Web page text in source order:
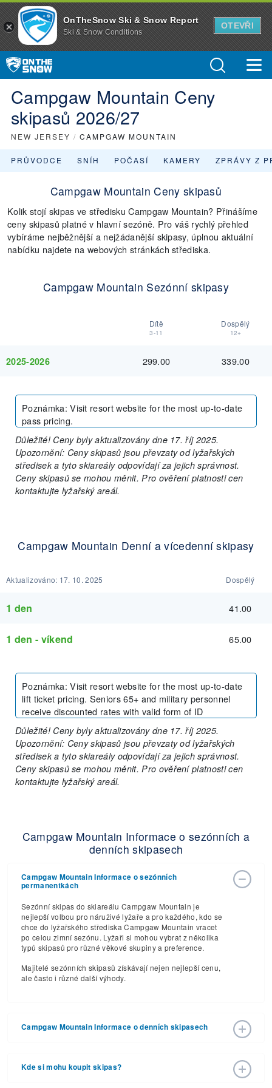
OnTheSnow Ski & Snow Report
Ski & Snow Conditions
OTEVŘI
Campgaw Mountain Ceny
skipasů 2026/27
NEW JERSEY / CAMPGAW MOUNTAIN
PRŮVODCE SNÍH POČASÍ KAMERY ZPRÁVY Z
Campgaw Mountain Ceny skipasů
Kolik stojí skipas ve středisku Campgaw Mountain? Přinášíme
ceny skipasů platné v hlavní sezóně. Pro váš rychlý přehled
vybíráme nejběžnější a nejžádanější skipasy, úplnou aktuální
nabídku najdete na webových stránkách střediska.
Campgaw Mountain Sezónní skipasy
Dítě
3-11
Dospělý
12+
2025-2026 299.00 339.00
Poznámka:Visit resort website for the most up-to-date
pass pricing.
Důležité! Ceny byly aktualizovány dne 17. říj 2025.
Upozornění: Ceny skipasů jsou převzaty od lyžařských
středisek a tyto skiareály odpovídají za jejich správnost.
Ceny skipasů se mohou měnit. Pro ověření platnosti cen
kontaktujte lyžařský areál.
Campgaw Mountain Denní a vícedenní skipasy
Aktualizováno: 17. 10. 2025 Dospělý
1 den 41.00
1 den - víkend 65.00
Poznámka:Visit resort website for the most up-to-date
lift ticket pricing. Seniors 65+ and military personnel
receive discounted rates with valid form of ID
Důležité! Ceny byly aktualizovány dne 17. říj 2025.
Upozornění: Ceny skipasů jsou převzaty od lyžařských
středisek a tyto skiareály odpovídají za jejich správnost.
Ceny skipasů se mohou měnit. Pro ověření platnosti cen
kontaktujte lyžařský areál.
Campgaw Mountain Informace o sezónních a
denních skipasech
Campgaw Mountain Informace o sezónních
permanentkách
Sezónní skipas do skiareálu Campgaw Mountain je
nejlepší volbou pro náruživé lyžaře a pro každého, kdo se
chce do lyžařského střediska Campgaw Mountain vracet
po celou zimní sezónu. Lyžaři si mohou vybrat z několika
typů skipasů pro různé věkové skupiny a preference.
Majitelé sezónních skipasů získávají nejen nejlepší cenu,
ale často i různé další výhody.
Campgaw Mountain Informace o denních skipasech
předpokládaným datem zahájení 18. pro 2026 a ​​
Kde si mohu koupit skipas?